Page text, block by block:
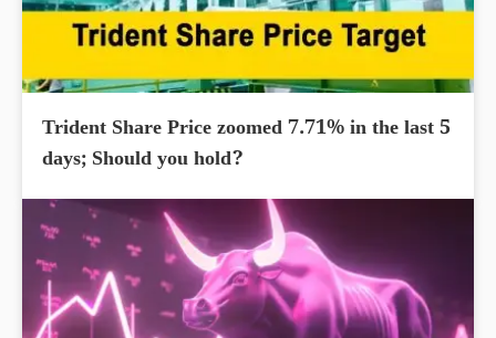
Trident Share Price zoomed 7.71% in the last 5
days; Should you hold?